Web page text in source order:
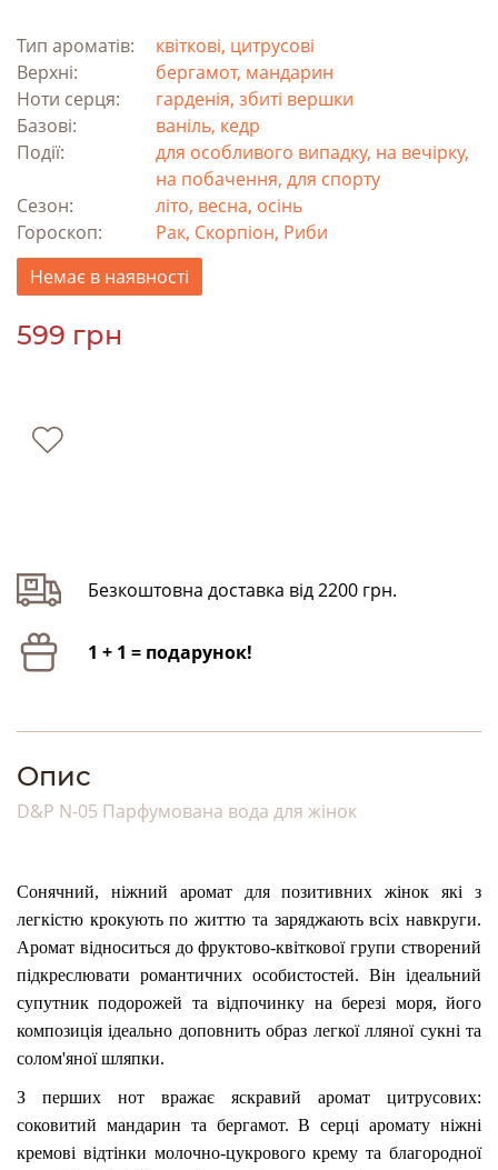
Тип ароматів:
квіткові, цитрусові
Верхні:
бергамот, мандарин
Ноти серця:
гарденія, збиті вершки
Базові:
ваніль, кедр
Події:
для особливого випадку, на вечірку,
на побачення, для спорту
Сезон:
літо, весна, осінь
Гороскоп:
Рак, Скорпіон, Риби
Немає в наявності
599 грн
Безкоштовна доставка від 2200 грн.
1 + 1 = подарунок!
Опис
D&P N-05 Парфумована вода для жінок
Сонячний, ніжний аромат для позитивних жінок які з
легкістю крокують по життю та заряджають всіх навкруги.
Аромат відноситься до фруктово-квіткової групи створений
підкреслювати романтичних особистостей. Він ідеальний
супутник подорожей та відпочинку на березі моря, його
композиція ідеально доповнить образ легкої лляної сукні та
солом'яної шляпки.
З перших нот вражає яскравий аромат цитрусових:
соковитий мандарин та бергамот. В серці аромату ніжні
кремові відтінки молочно-цукрового крему та благородної